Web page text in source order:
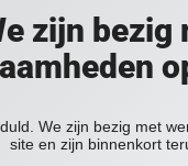
zijn bezig
We zijn bezig met
site en zijn binnenkort